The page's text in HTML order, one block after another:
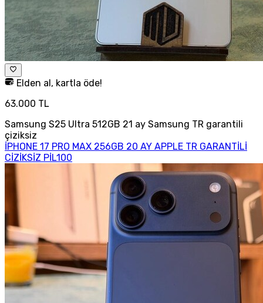
Elden al, kartla öde!
63.000 TL
Samsung S25 Ultra 512GB 21 ay Samsung TR garantili
çiziksiz
İPHONE 17 PRO MAX 256GB 20 AY APPLE TR GARANTİLİ
CİZİKSİZ PİL100